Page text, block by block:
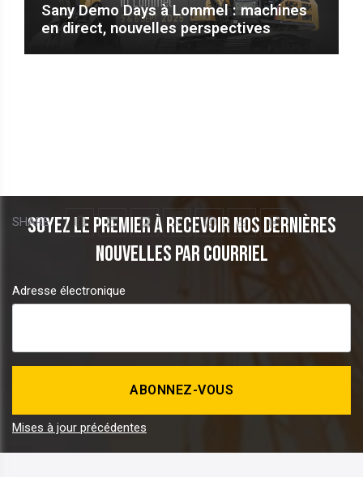
SHARE
Sany Demo Days à Lommel : machines
en direct, nouvelles perspectives
Soyez le premier à recevoir nos dernières
nouvelles par courriel
Adresse électronique
Mises à jour précédentes